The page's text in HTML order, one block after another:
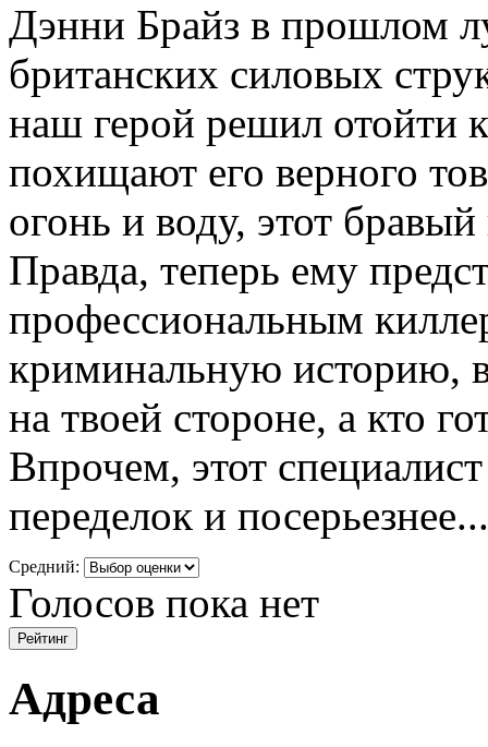
Дэнни Брайз в прошлом
британских силовых
наш герой решил отойти
похищают его верного
огонь и воду, этот
Правда, теперь ему
профессиональным
криминальную историю,
на твоей стороне, а кто
Впрочем, этот
переделок и посерьезнее...
Средний:
Голосов пока нет
Адреса